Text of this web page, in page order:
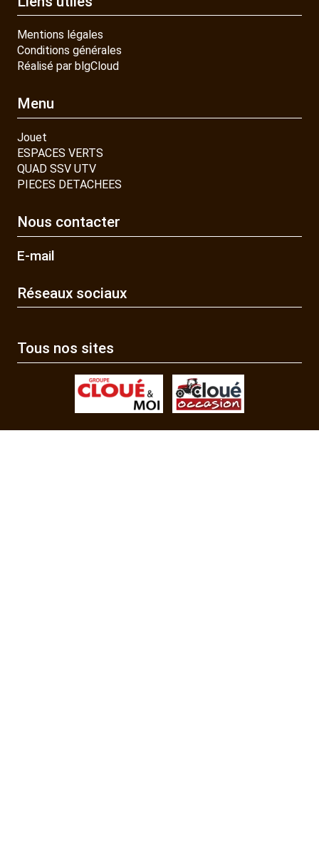
Mentions légales
Conditions générales
Réalisé par blgCloud
Menu
Jouet
ESPACES VERTS
QUAD SSV UTV
PIECES DETACHEES
Nous contacter
E-mail
Réseaux sociaux
Tous nos sites